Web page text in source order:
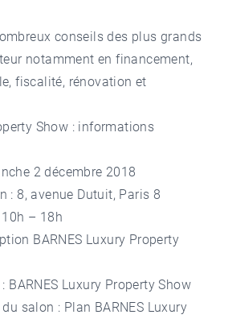
conseils des plus grands
notamment en financement,
fiscalité, rénovation et
Show : informations
2 décembre 2018
: 8, avenue Dutuit, Paris 8
– 18h
BARNES Luxury Property
BARNES Luxury Property Show
salon : Plan BARNES Luxury